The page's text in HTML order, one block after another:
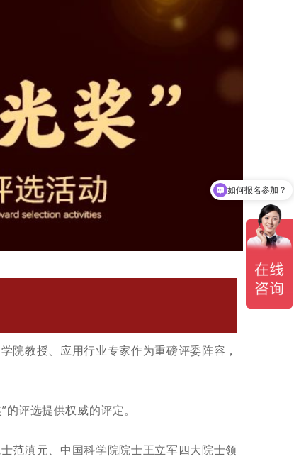
院教授、应用行业专家作为重磅评委阵容 ，
”的评选提供权威的评定。
范滇元、中国科学院院士王立军四大院士领
可以介绍下展会情况吗？